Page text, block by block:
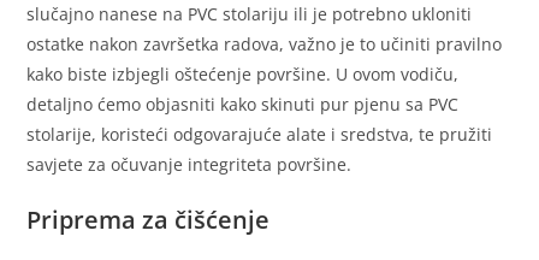
slučajno nanese na PVC stolariju ili je potrebno ukloniti
ostatke nakon završetka radova, važno je to učiniti pravilno
kako biste izbjegli oštećenje površine. U ovom vodiču,
detaljno ćemo objasniti kako skinuti pur pjenu sa PVC
stolarije, koristeći odgovarajuće alate i sredstva, te pružiti
savjete za očuvanje integriteta površine.
Priprema za čišćenje